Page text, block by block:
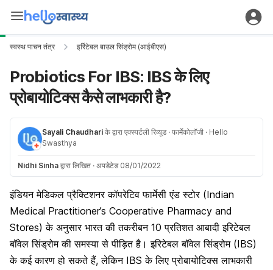
स्वस्थ पाचन तंत्र इर्रिटेबल बाउल सिंड्रोम (आईबीएस)
Probiotics For IBS: IBS के लिए
प्रोबायोटिक्स कैसे लाभकारी है?
Sayali Chaudhari के द्वारा एक्स्पर्टली रिव्यूड · फार्मेकोलॉजी · Hello
Swasthya
Nidhi Sinha द्वारा लिखित · अपडेटेड 08/01/2022
इंडियन मेडिकल प्रैक्टिशनर कॉपरेटिव फार्मेसी एंड स्टोर (Indian
Medical Practitioner’s Cooperative Pharmacy and
Stores) के अनुसार भारत की तकरीबन 10 प्रतिशत आबादी इरिटेबल
बॉवेल सिंड्रोम की समस्या से पीड़ित है। इरिटेबल बॉवेल सिंड्रोम (IBS)
के कई कारण हो सकते हैं, लेकिन IBS के लिए प्रोबायोटिक्स लाभकारी